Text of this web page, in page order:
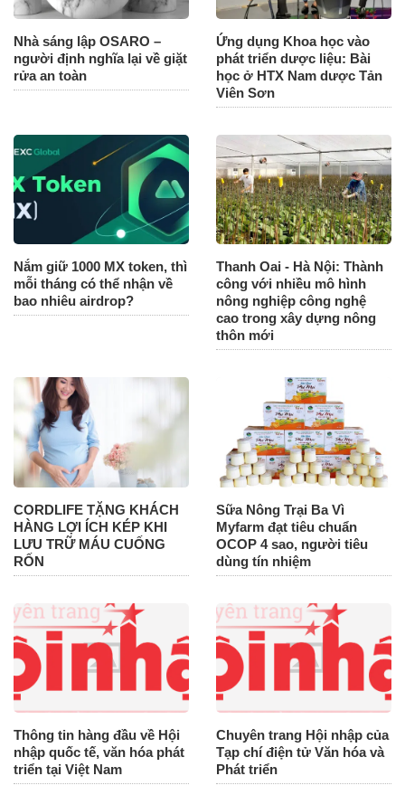
Nhà sáng lập OSARO –
người định nghĩa lại về giặt
rửa an toàn
Ứng dụng Khoa học vào
phát triển dược liệu: Bài
học ở HTX Nam dược Tản
Viên Sơn
Nắm giữ 1000 MX token, thì
mỗi tháng có thể nhận về
bao nhiêu airdrop?
Thanh Oai - Hà Nội: Thành
công với nhiều mô hình
nông nghiệp công nghệ
cao trong xây dựng nông
thôn mới
CORDLIFE TẶNG KHÁCH
HÀNG LỢI ÍCH KÉP KHI
LƯU TRỮ MÁU CUỐNG
RỐN
Sữa Nông Trại Ba Vì
Myfarm đạt tiêu chuẩn
OCOP 4 sao, người tiêu
dùng tín nhiệm
Thông tin hàng đầu về Hội
nhập quốc tế, văn hóa phát
triển tại Việt Nam
Chuyên trang Hội nhập của
Tạp chí điện tử Văn hóa và
Phát triển